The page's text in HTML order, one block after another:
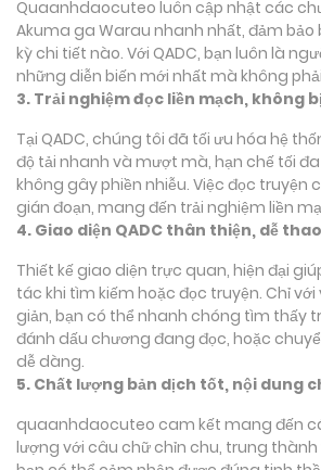
Quaanhdaocuteo luôn cập nhật các
Akuma ga Warau nhanh nhất, đảm bảo
kỳ chi tiết nào. Với QADC, bạn luôn là
những diễn biến mới nhất mà không
3. Trải nghiệm đọc liền mạch, không
Tại QADC, chúng tôi đã tối ưu hóa hệ
độ tải nhanh và mượt mà, hạn chế tối
không gây phiền nhiễu. Việc đọc truyện
gián đoạn, mang đến trải nghiệm liền
4. Giao diện QADC thân thiện, dễ
Thiết kế giao diện trực quan, hiện đại
tác khi tìm kiếm hoặc đọc truyện. Chỉ
giản, bạn có thể nhanh chóng tìm thấy
đánh dấu chương đang đọc, hoặc
dễ dàng.
5. Chất lượng bản dịch tốt, nội dung
quaanhdaocuteo cam kết mang đến
lượng với câu chữ chỉn chu, trung